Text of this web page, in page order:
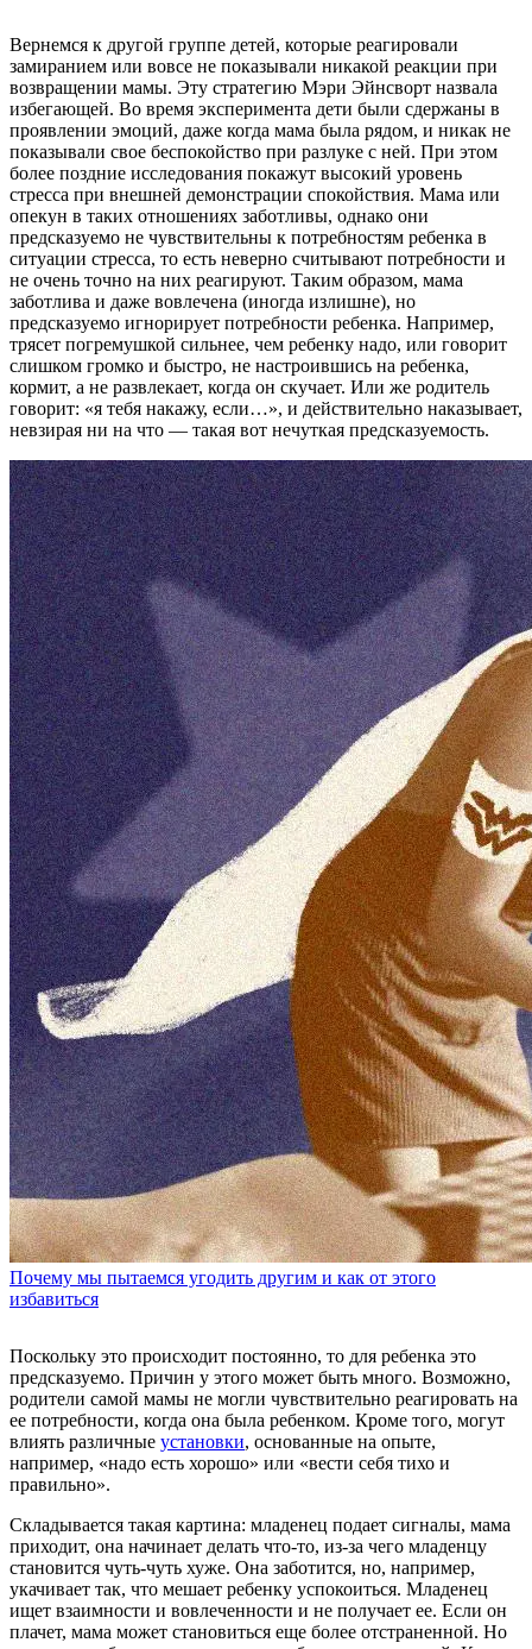
Вернемся к другой группе детей, которые реагировали
замиранием или вовсе не показывали никакой реакции при
возвращении мамы. Эту стратегию Мэри Эйнсворт назвала
избегающей. Во время эксперимента дети были сдержаны в
проявлении эмоций, даже когда мама была рядом, и никак не
показывали свое беспокойство при разлуке с ней. При этом
более поздние исследования покажут высокий уровень
стресса при внешней демонстрации спокойствия. Мама или
опекун в таких отношениях заботливы, однако они
предсказуемо не чувствительны к потребностям ребенка в
ситуации стресса, то есть неверно считывают потребности и
не очень точно на них реагируют. Таким образом, мама
заботлива и даже вовлечена (иногда излишне), но
предсказуемо игнорирует потребности ребенка. Например,
трясет погремушкой сильнее, чем ребенку надо, или говорит
слишком громко и быстро, не настроившись на ребенка,
кормит, а не развлекает, когда он скучает. Или же родитель
говорит: «я тебя накажу, если…», и действительно наказывает,
невзирая ни на что — такая вот нечуткая предсказуемость.
Почему мы пытаемся угодить другим и как от этого
избавиться
Поскольку это происходит постоянно, то для ребенка это
предсказуемо. Причин у этого может быть много. Возможно,
родители самой мамы не могли чувствительно реагировать на
ее потребности, когда она была ребенком. Кроме того, могут
влиять различные установки, основанные на опыте,
например, «надо есть хорошо» или «вести себя тихо и
правильно».
Складывается такая картина: младенец подает сигналы, мама
приходит, она начинает делать что-то, из-за чего младенцу
становится чуть-чуть хуже. Она заботится, но, например,
укачивает так, что мешает ребенку успокоиться. Младенец
ищет взаимности и вовлеченности и не получает ее. Если он
плачет, мама может становиться еще более отстраненной. Но